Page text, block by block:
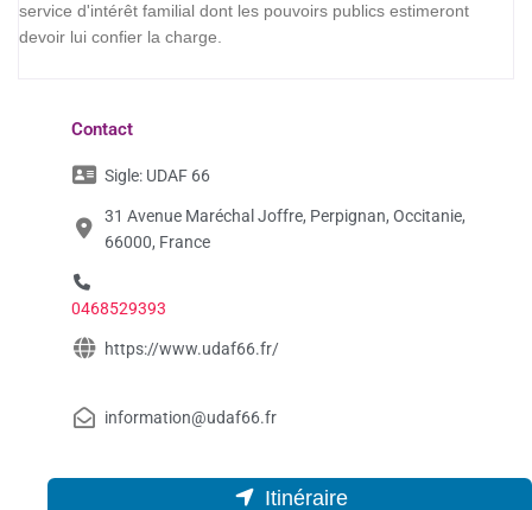
service d'intérêt familial dont les pouvoirs publics estimeront
devoir lui confier la charge.
Contact
Sigle: UDAF 66
31 Avenue Maréchal Joffre, Perpignan, Occitanie,
66000, France
0468529393
https://www.udaf66.fr/
information@udaf66.fr
Itinéraire